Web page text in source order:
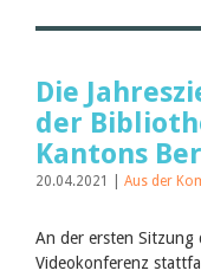
Die
der
Kantons
20.04.2021 | Aus der
An der ersten Sitzung
Videokonferenz